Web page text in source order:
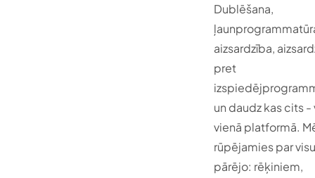
Dublēšana,
aizsardzība,
pret
un daudz kas cits -
vienā platformā.
rūpējamies par visu
pārējo: rēķiniem,